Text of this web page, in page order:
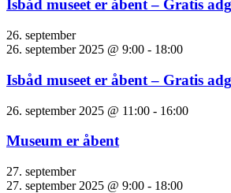
Isbåd museet er åbent – Gratis
26. september
26. september 2025 @ 9:00 - 18:00
Isbåd museet er åbent – Gratis
26. september 2025 @ 11:00 - 16:00
Museum er åbent
27. september
27. september 2025 @ 9:00 - 18:00